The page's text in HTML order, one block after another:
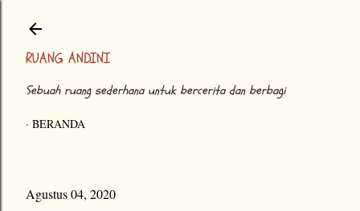
RUANG ANDINI
Sebuah ruang sederhana untuk bercerita dan berbagi
BERANDA
Agustus 04, 2020